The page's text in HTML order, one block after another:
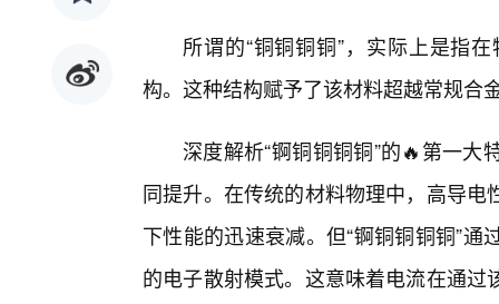
所谓的“铜铜铜铜”，实际上是指
构。这种结构赋予了该材料超越常规合
深度解析“锕铜铜铜铜”的🔥第一
同提升。在传统的材料物理中，高导
下性能的迅速衰减。但“锕铜铜铜铜”
的电子散射模式。这意味着电流在通